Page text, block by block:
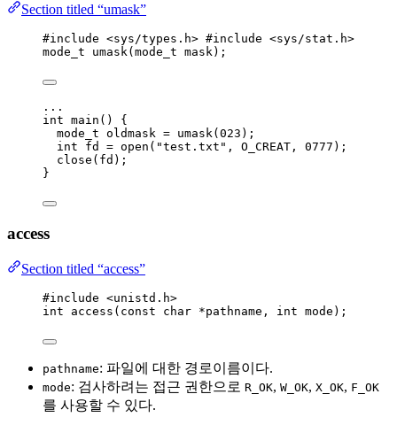
Section titled “umask”
#include <sys/types.h> #include <sys/stat.h>
mode_t
umask ( mode_t mask );
...
int main () {
mode_t oldmask = umask( 023 ) ;
int fd = open( "test.txt " , O_CREAT, 0777 ) ;
close(fd) ;
}
access
Section titled “access”
#include <unistd.h>
int
access ( const char *pathname , int mode );
pathname: 파일에 대한 경로이름이다.
mode: 검사하려는 접근 권한으로 R_OK, W_OK, X_OK, F_OK
를 사용할 수 있다.